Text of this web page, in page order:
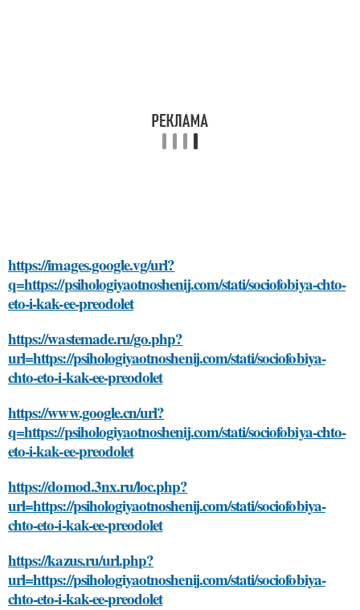
https://images.google.vg/url?
q=https://psihologiyaotnoshenij.com/stati/sociofobiya-chto-
eto-i-kak-ee-preodolet
https://wastemade.ru/go.php?
url=https://psihologiyaotnoshenij.com/stati/sociofobiya-
chto-eto-i-kak-ee-preodolet
https://www.google.cn/url?
q=https://psihologiyaotnoshenij.com/stati/sociofobiya-chto-
eto-i-kak-ee-preodolet
https://domod.3nx.ru/loc.php?
url=https://psihologiyaotnoshenij.com/stati/sociofobiya-
chto-eto-i-kak-ee-preodolet
https://kazus.ru/url.php?
url=https://psihologiyaotnoshenij.com/stati/sociofobiya-
chto-eto-i-kak-ee-preodolet